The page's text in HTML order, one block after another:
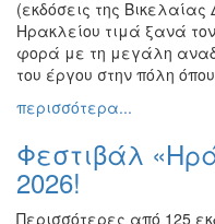
Τραγούδι
Μουσική
Κινηματογράφος
Χορός
Θέατρο
Παζάρι
Ειδών
(εκδόσεις της Βικελαίας
Ηρακλείου τιμά ξανά
φορά με τη μεγάλη
του έργου στην πόλη
περισσότερα...
Φεστιβάλ
2026!
Περισσότερες από 125